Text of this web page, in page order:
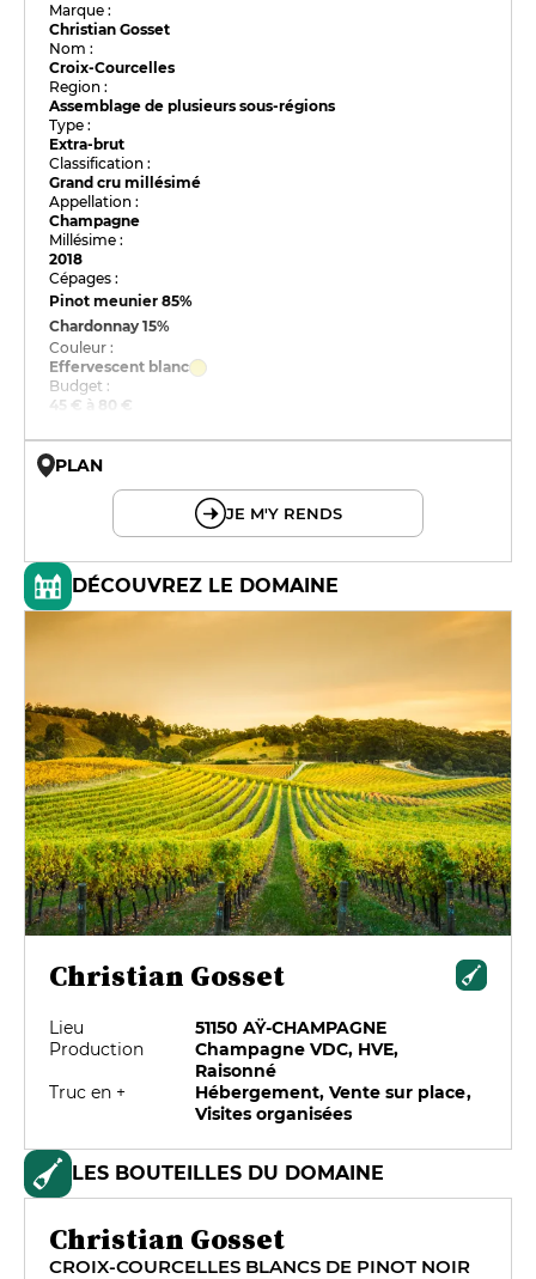
Marque :
Christian Gosset
Nom :
Croix-Courcelles
Region :
Assemblage de plusieurs sous-régions
Type :
Extra-brut
Classification :
Grand cru millésimé
Appellation :
Champagne
Millésime :
2018
Cépages :
Pinot meunier85%
Chardonnay15%
Couleur :
Effervescent blanc
Budget :
45 € à 80 €
PLAN
JE M'Y RENDS
DÉCOUVREZ LE DOMAINE
Christian Gosset
Lieu
51150 AŸ-CHAMPAGNE
Production
Champagne VDC, HVE,
Raisonné
Truc en +
Hébergement, Vente sur place,
Visites organisées
LES BOUTEILLES DU DOMAINE
Christian Gosset
CROIX-COURCELLES BLANCS DE PINOT NOIR